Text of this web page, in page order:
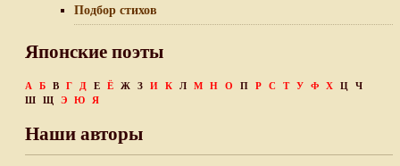
Подбор стихов
Японские поэты
А Б В Г Д Е Ё Ж З И К Л М Н О П Р С Т У Ф Х Ц
Ч
Ш
Щ Э Ю Я
Наши авторы